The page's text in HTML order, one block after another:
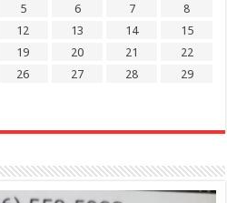
5 6 7
8
12 13 14
15
19 20 21
22
26 27 28
29